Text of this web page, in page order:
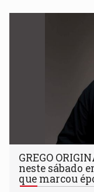
GREGO
neste sábado
que marcou